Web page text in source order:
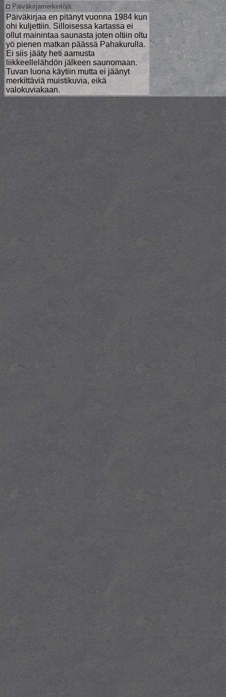
Päiväkirjamerkintöjä:
Päiväkirjaa en pitänyt vuonna 1984 kun
ohi kuljettiin. Silloisessa kartassa ei
ollut mainintaa saunasta joten oltiin oltu
yö pienen matkan päässä Pahakurulla.
Ei siis jääty heti aamusta
liikkeellelähdön jälkeen saunomaan.
Tuvan luona käytiin mutta ei jäänyt
merkittäviä muistikuvia, eikä
valokuviakaan.